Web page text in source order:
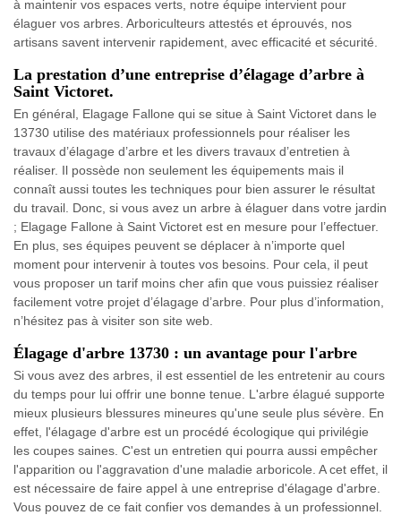
à maintenir vos espaces verts, notre équipe intervient pour
élaguer vos arbres. Arboriculteurs attestés et éprouvés, nos
artisans savent intervenir rapidement, avec efficacité et sécurité.
La prestation d’une entreprise d’élagage d’arbre à
Saint Victoret.
En général, Elagage Fallone qui se situe à Saint Victoret dans le
13730 utilise des matériaux professionnels pour réaliser les
travaux d’élagage d’arbre et les divers travaux d’entretien à
réaliser. Il possède non seulement les équipements mais il
connaît aussi toutes les techniques pour bien assurer le résultat
du travail. Donc, si vous avez un arbre à élaguer dans votre jardin
; Elagage Fallone à Saint Victoret est en mesure pour l’effectuer.
En plus, ses équipes peuvent se déplacer à n’importe quel
moment pour intervenir à toutes vos besoins. Pour cela, il peut
vous proposer un tarif moins cher afin que vous puissiez réaliser
facilement votre projet d’élagage d’arbre. Pour plus d’information,
n’hésitez pas à visiter son site web.
Élagage d'arbre 13730 : un avantage pour l'arbre
Si vous avez des arbres, il est essentiel de les entretenir au cours
du temps pour lui offrir une bonne tenue. L'arbre élagué supporte
mieux plusieurs blessures mineures qu'une seule plus sévère. En
effet, l'élagage d'arbre est un procédé écologique qui privilégie
les coupes saines. C'est un entretien qui pourra aussi empêcher
l'apparition ou l'aggravation d'une maladie arboricole. A cet effet, il
est nécessaire de faire appel à une entreprise d'élagage d'arbre.
Vous pouvez de ce fait confier vos demandes à un professionnel.